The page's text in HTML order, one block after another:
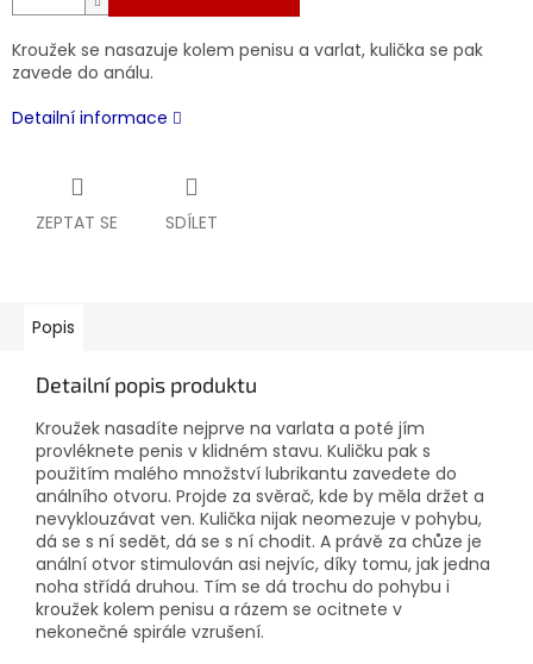
Kroužek se nasazuje kolem penisu a varlat, kulička se pak
zavede do análu.
Detailní informace
ZEPTAT SE SDÍLET
Popis
Detailní popis produktu
Kroužek nasadíte nejprve na varlata a poté jím
provléknete penis v klidném stavu. Kuličku pak s
použitím malého množství lubrikantu zavedete do
análního otvoru. Projde za svěrač, kde by měla držet a
nevyklouzávat ven. Kulička nijak neomezuje v pohybu,
dá se s ní sedět, dá se s ní chodit. A právě za chůze je
anální otvor stimulován asi nejvíc, díky tomu, jak jedna
noha střídá druhou. Tím se dá trochu do pohybu i
kroužek kolem penisu a rázem se ocitnete v
nekonečné spirále vzrušení.